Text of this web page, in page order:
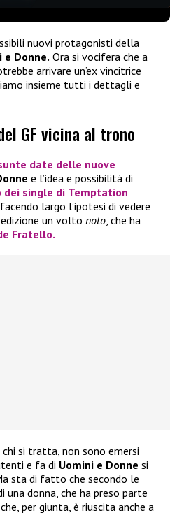
nuovi protagonisti della
e Donne. Ora si vocifera che a
arrivare un’ex vincitrice
insieme tutti i dettagli e
GF vicina al trono
date delle nuove
e l’idea e possibilità di
dei single di Temptation
largo l’ipotesi di vedere
un volto noto, che ha
Fratello.
si tratta, non sono emersi
e fa di Uomini e Donne si
sta di fatto che secondo le
donna, che ha preso parte
per giunta, è riuscita anche a